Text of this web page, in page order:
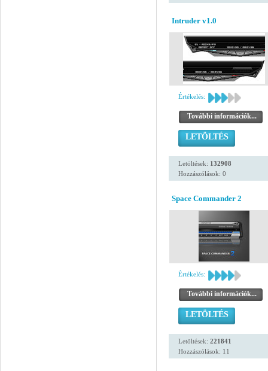
Intruder v1.0
Értékelés:
További információk...
LETÖLTÉS
Letöltések: 132908
Hozzászólások: 0
Space Commander 2
Értékelés:
További információk...
LETÖLTÉS
Letöltések: 221841
Hozzászólások: 11